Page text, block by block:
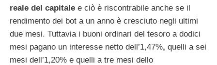
reale del capitale e ciò è riscontrabile anche se il
rendimento dei bot a un anno è cresciuto negli ultimi
due mesi. Tuttavia i buoni ordinari del tesoro a dodici
mesi pagano un interesse netto dell’1,47%, quelli a sei
mesi dell’1,20% e quelli a tre mesi dello